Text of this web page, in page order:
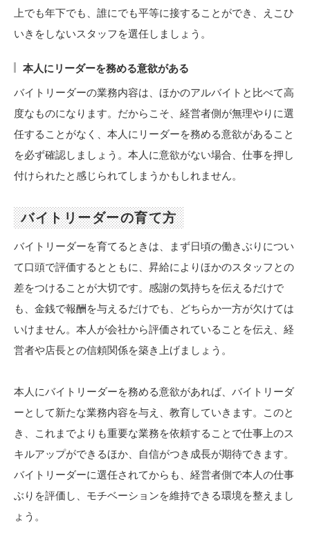
上でも年下でも、誰にでも平等に接することができ、えこひ
いきをしないスタッフを選任しましょう。
本人にリーダーを務める意欲がある
バイトリーダーの業務内容は、ほかのアルバイトと比べて高
度なものになります。だからこそ、経営者側が無理やりに選
任することがなく、本人にリーダーを務める意欲があること
を必ず確認しましょう。本人に意欲がない場合、仕事を押し
付けられたと感じられてしまうかもしれません。
バイトリーダーの育て方
バイトリーダーを育てるときは、まず日頃の働きぶりについ
て口頭で評価するとともに、昇給によりほかのスタッフとの
差をつけることが大切です。感謝の気持ちを伝えるだけで
も、金銭で報酬を与えるだけでも、どちらか一方が欠けては
いけません。本人が会社から評価されていることを伝え、経
営者や店長との信頼関係を築き上げましょう。
本人にバイトリーダーを務める意欲があれば、バイトリーダ
ーとして新たな業務内容を与え、教育していきます。このと
き、これまでよりも重要な業務を依頼することで仕事上のス
キルアップができるほか、自信がつき成長が期待できます。
バイトリーダーに選任されてからも、経営者側で本人の仕事
ぶりを評価し、モチベーションを維持できる環境を整えまし
ょう。